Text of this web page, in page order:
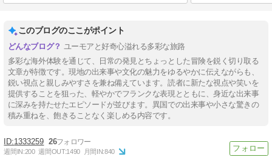
このブログのここがポイント
ユーモアと好奇心溢れる多彩な旅路
多彩な海外体験を通じて、日常の発見とちょっとした冒険を鋭く切り取る
文章が特徴です。現地の出来事や文化の魅力をゆるやかに伝えながらも、
鋭い視点と親しみやすさを兼ね備えています。読者に新たな視点や笑いを
提供することを狙った、軽やかでフランクな表現とともに、身近な出来事
に深みを持たせたエピソードが並びます。異国での出来事や小さな驚きの
積み重ねを、飽きることなく楽しめる内容です。
1333259 26
週間IN:200 週間OUT:1490 月間IN:840